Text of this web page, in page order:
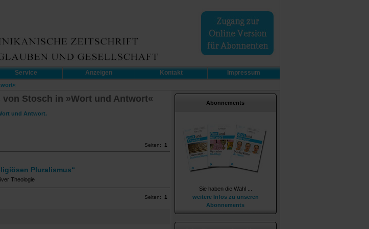
Service Anzeigen Kontakt Impressum
Stosch in »Wort und Antwort«
und Antwort.
Seiten: 1
Pluralismus“
Theologie
Seiten: 1
Abonnements
Sie haben die Wahl ...
weitere Infos zu unseren
Abonnements